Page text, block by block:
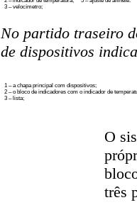
3 – velocímetro;
No partido traseiro
de dispositivos
1 – a chapa principal com dispositivos;
2 – o bloco de indicadores com o indicador de
3 – lista;
O
três